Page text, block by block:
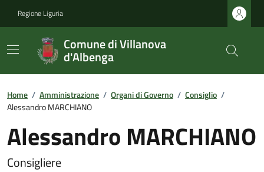
Regione Liguria
Comune di Villanova
d'Albenga
Home / Amministrazione / Organi di Governo / Consiglio /
Alessandro MARCHIANO
Alessandro MARCHIANO
Consigliere